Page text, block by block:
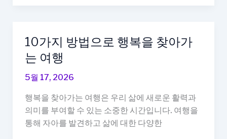
행
지
험:
세
계
일
10가지 방법으로 행복을 찾아가
는 여행
5월 17, 2026
행복을 찾아가는 여행은 우리 삶에 새로운 활력과
의미를 부여할 수 있는 소중한 시간입니다. 여행을
통해 자아를 발견하고 삶에 대한 다양한